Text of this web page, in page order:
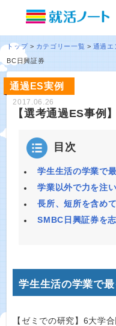
トップ カテゴリー一覧 通過エ
BC日興証券
通過ES実例
2017.06.26
【選考通過ES事例
目次
学生生活の学業で
学業以外で力を注
長所、短所を含め
SMBC日興証券を
学生生活の学業で
【ゼミでの研究】6大学